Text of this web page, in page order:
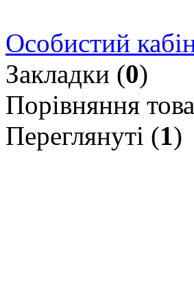
Особистий
Закладки (0)
Порівняння
Переглянуті (1)